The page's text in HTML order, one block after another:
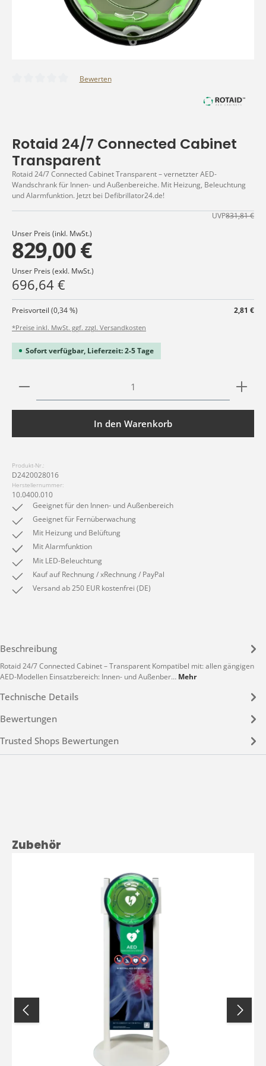
Bewerten
Rotaid 24/7 Connected Cabinet
Transparent
Rotaid 24/7 Connected Cabinet Transparent – vernetzter AED-
Wandschrank für Innen- und Außenbereiche. Mit Heizung, Beleuchtung
und Alarmfunktion. Jetzt bei Defibrillator24.de!
UVP831,81 €
Unser Preis (inkl. MwSt.)
829,00 €
Unser Preis (exkl. MwSt.)
696,64 €
Preisvorteil (0,34 %) 2,81 €
*Preise inkl. MwSt. ggf. zzgl. Versandkosten
Sofort verfügbar, Lieferzeit: 2-5 Tage
Produkt Anzahl: Gib den gewünschten Wert ein
In den Warenkorb
Produkt-Nr.:
D2420028016
Herstellernummer:
10.0400.010
Geeignet für den Innen- und Außenbereich
Geeignet für Fernüberwachung
Mit Heizung und Belüftung
Mit Alarmfunktion
Mit LED-Beleuchtung
Kauf auf Rechnung / xRechnung / PayPal
Versand ab 250 EUR kostenfrei (DE)
Beschreibung
Rotaid 24/7 Connected Cabinet – Transparent Kompatibel mit: allen gängigen
AED-Modellen Einsatzbereich: Innen- und Außenber… Mehr
Technische Details
Bewertungen
Trusted Shops Bewertungen
Produktgalerie überspringen
Zubehör